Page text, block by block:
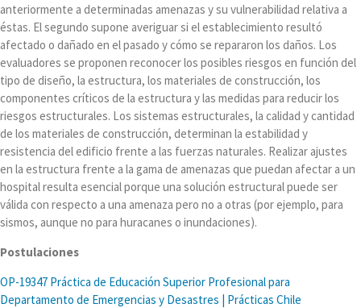
anteriormente a determinadas amenazas y su vulnerabilidad relativa a
éstas. El segundo supone averiguar si el establecimiento resultó
afectado o dañado en el pasado y cómo se repararon los daños. Los
evaluadores se proponen reconocer los posibles riesgos en función del
tipo de diseño, la estructura, los materiales de construcción, los
componentes críticos de la estructura y las medidas para reducir los
riesgos estructurales. Los sistemas estructurales, la calidad y cantidad
de los materiales de construcción, determinan la estabilidad y
resistencia del edificio frente a las fuerzas naturales. Realizar ajustes
en la estructura frente a la gama de amenazas que puedan afectar a un
hospital resulta esencial porque una solución estructural puede ser
válida con respecto a una amenaza pero no a otras (por ejemplo, para
sismos, aunque no para huracanes o inundaciones).
Postulaciones
OP-19347 Práctica de Educación Superior Profesional para
Departamento de Emergencias y Desastres | Prácticas Chile